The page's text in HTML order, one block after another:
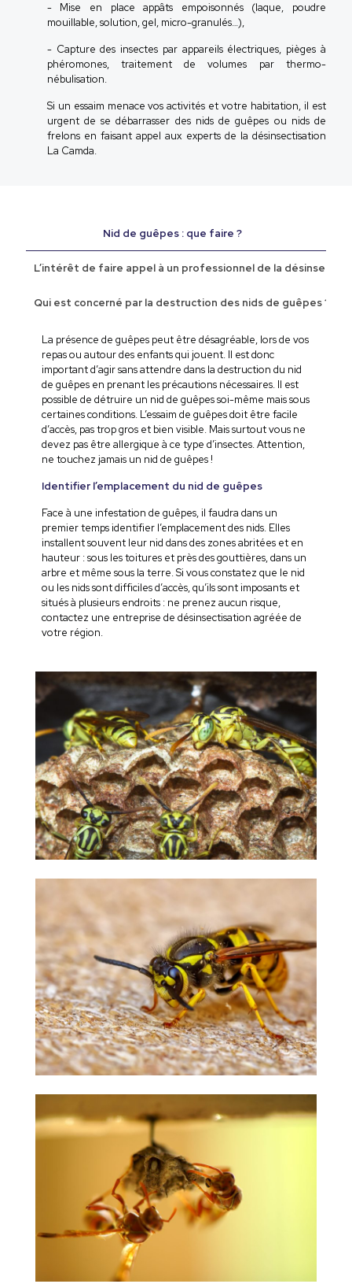
- Mise en place appâts empoisonnés (laque, poudre
mouillable, solution, gel, micro-granulés…),
- Capture des insectes par appareils électriques, pièges à
phéromones, traitement de volumes par thermo-
nébulisation.
Si un essaim menace vos activités et votre habitation, il est
urgent de se débarrasser des nids de guêpes ou nids de
frelons en faisant appel aux experts de la désinsectisation
La Camda.
Nid de guêpes : que faire ?
L’intérêt de faire appel à un professionnel de la
Qui est concerné par la destruction des nids de guêpes ?
La présence de guêpes peut être désagréable, lors de vos
repas ou autour des enfants qui jouent. Il est donc
important d’agir sans attendre dans la destruction du nid
de guêpes en prenant les précautions nécessaires. Il est
possible de détruire un nid de guêpes soi-même mais sous
certaines conditions. L’essaim de guêpes doit être facile
d’accès, pas trop gros et bien visible. Mais surtout vous ne
devez pas être allergique à ce type d’insectes. Attention,
ne touchez jamais un nid de guêpes !
Identifier l’emplacement du nid de guêpes
Face à une infestation de guêpes, il faudra dans un
premier temps identifier l’emplacement des nids. Elles
installent souvent leur nid dans des zones abritées et en
hauteur : sous les toitures et près des gouttières, dans un
arbre et même sous la terre. Si vous constatez que le nid
ou les nids sont difficiles d’accès, qu’ils sont imposants et
situés à plusieurs endroits : ne prenez aucun risque,
contactez une entreprise de désinsectisation agréée de
votre région.